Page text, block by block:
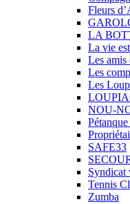
Fleurs
LA
La vie
Les amis
Les
Les
NOU-
SAFE33
Syndicat
Tennis
Zumba